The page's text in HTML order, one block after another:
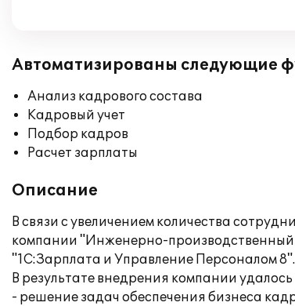
Автоматизированы следующие
Анализ кадрового состава
Кадровый учет
Подбор кадров
Расчет зарплаты
Описание
В связи с увеличением количества
компании "Инженерно-
"1С:Зарплата и Управление Персоналом 8".
В результате внедрения компании
- решение задач обеспечения бизнеса